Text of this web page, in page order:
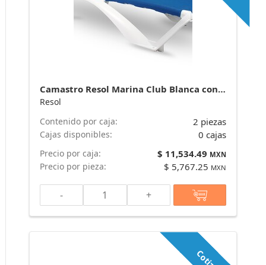
Camastro Resol Marina Club Blanca con azul. Venta caja de 2 piezas marca Resol
Resol
Contenido por caja:
2 piezas
Cajas disponibles: 0 cajas
Precio por caja: $ 11,534.49 MXN
Precio por pieza: $ 5,767.25 MXN
- +